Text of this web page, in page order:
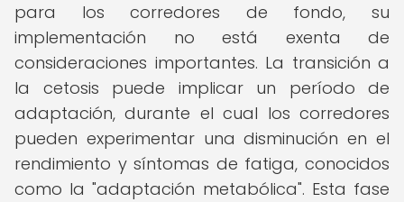
para los corredores de fondo, su
implementación no está exenta de
consideraciones importantes. La transición a
la cetosis puede implicar un período de
adaptación, durante el cual los corredores
pueden experimentar una disminución en el
rendimiento y síntomas de fatiga, conocidos
como la "adaptación metabólica". Esta fase